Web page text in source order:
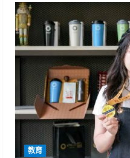
山
科
大
攜
手
華
醫
科
大
辦
「COSMIC
ERA
聯
合
舞
展」
南
紡
教育